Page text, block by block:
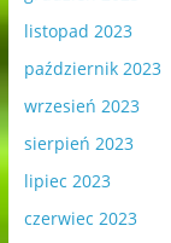
listopad 2023
październik 2023
wrzesień 2023
sierpień 2023
lipiec 2023
czerwiec 2023